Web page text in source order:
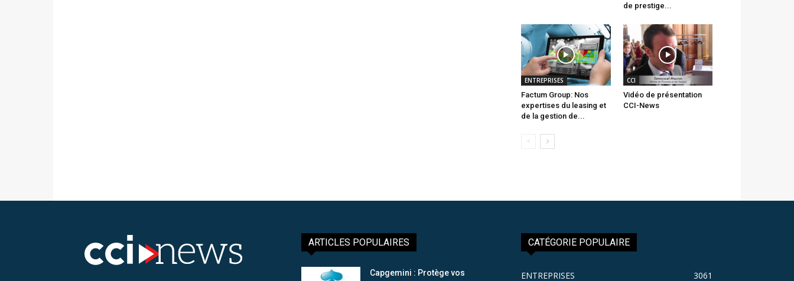
de prestige...
ENTREPRISES
Factum Group: Nos
expertises du leasing et
de la gestion de...
CCI
Vidéo de présentation
CCI-News
ARTICLES POPULAIRES
Capgemini : Protège vos
CATÉGORIE POPULAIRE
ENTREPRISES 3061